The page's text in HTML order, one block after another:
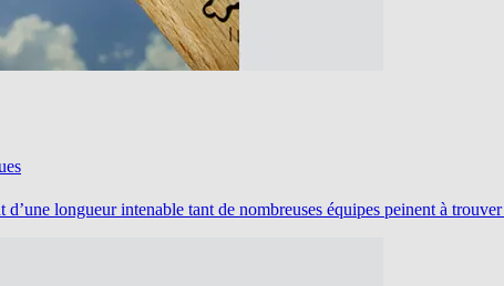
longueur intenable tant de nombreuses équipes peinent à